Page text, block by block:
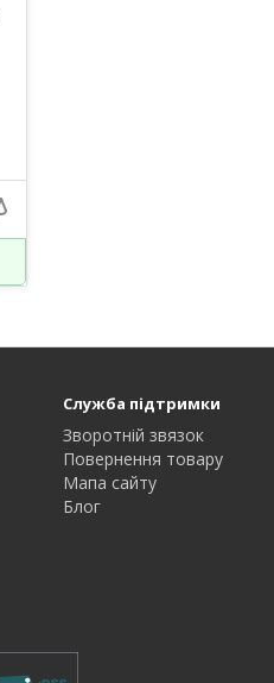
Служба підтримки
Зворотній звязок
Повернення товару
Мапа сайту
Блог